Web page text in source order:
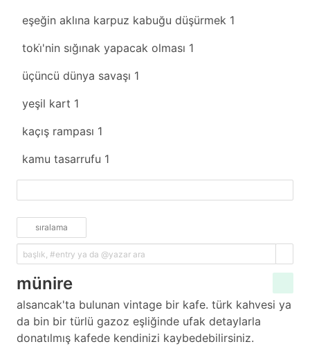
eşeğin aklına karpuz kabuğu düşürmek 1
toki̇'nin sığınak yapacak olması 1
üçüncü dünya savaşı 1
yeşil kart 1
kaçış rampası 1
kamu tasarrufu 1
sıralama
münire
alsancak'ta bulunan vintage bir kafe. türk kahvesi ya
da bin bir türlü gazoz eşliğinde ufak detaylarla
donatılmış kafede kendinizi kaybedebilirsiniz.